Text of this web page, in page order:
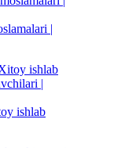
|
ishlab